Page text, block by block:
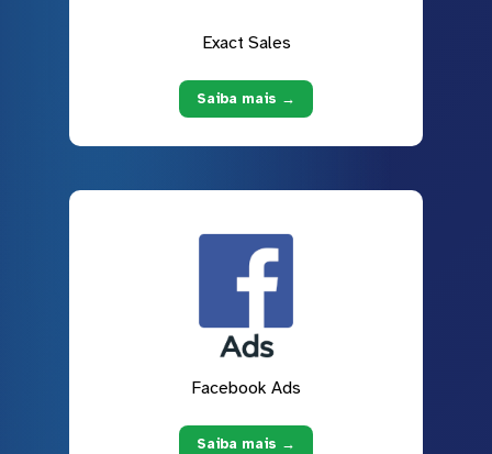
Exact Sales
Saiba mais →
Facebook Ads
Saiba mais →